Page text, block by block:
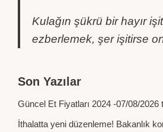
Kulağın şükrü bir hayır
ezberlemek, şer işitirse
Son Yazılar
Güncel Et Fiyatları 2024 -07/08/2026
İthalatta yeni düzenleme! Bakanlık